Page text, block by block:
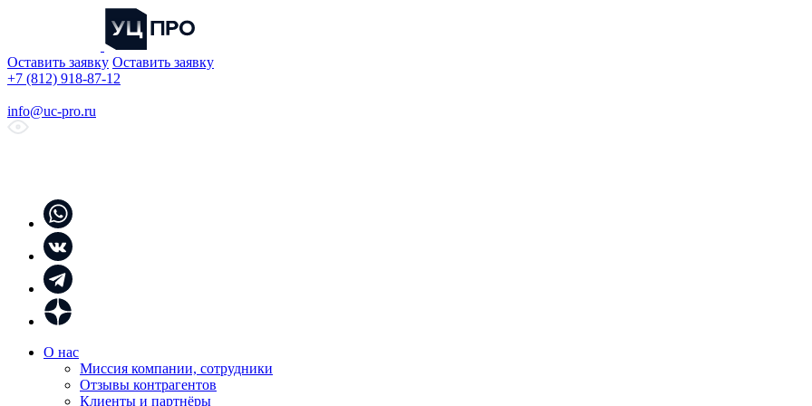
Оставить заявку Оставить заявку
+7 (812) 918-87-12
info@uc-pro.ru
О нас
Миссия компании, сотрудники
Отзывы контрагентов
Клиенты и партнёры